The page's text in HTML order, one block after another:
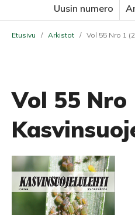
Uusin numero
Etusivu / Arkistot / Vol 55 Nro 1
Vol 55 Nro